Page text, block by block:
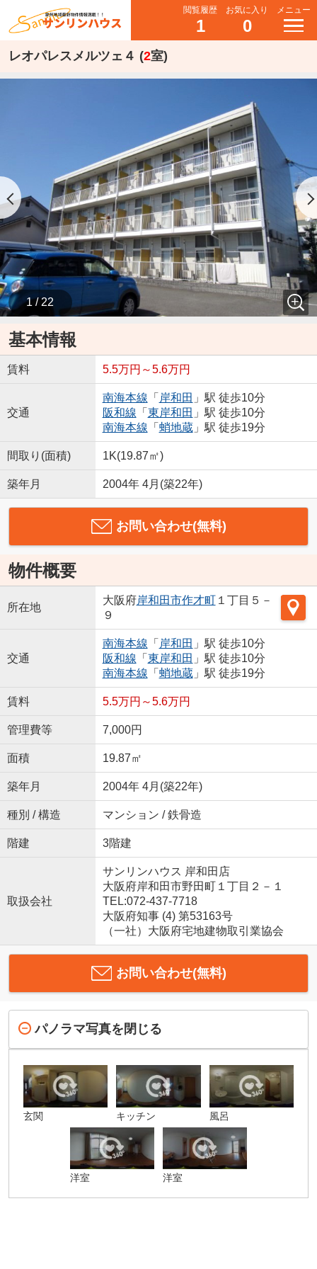
閲覧履歴
1
お気に入り
0
メニュー
レオパレスメルツェ４ (2室)
1 / 22
基本情報
賃料 5.5万円～5.6万円
交通
南海本線 「 岸和田 」駅 徒歩10分
阪和線 「 東岸和田 」駅 徒歩10分
南海本線 「 蛸地蔵」駅 徒歩19分
間取り(面積) 1K(19.87㎡)
築年月 2004年 4月(築22年)
お問い合わせ(無料)
物件概要
所在地
大阪府岸和田市作才町１丁目５－
９
交通
南海本線 「 岸和田 」駅 徒歩10分
阪和線 「 東岸和田 」駅 徒歩10分
南海本線 「 蛸地蔵」駅 徒歩19分
賃料 5.5万円～5.6万円
管理費等 7,000円
面積 19.87㎡
築年月 2004年 4月(築22年)
種別 / 構造 マンション / 鉄骨造
階建 3階建
取扱会社
サンリンハウス 岸和田店
大阪府岸和田市野田町１丁目２－１
TEL:072-437-7718
大阪府知事 (4) 第53163号
（一社）大阪府宅地建物取引業協会
お問い合わせ(無料)
パノラマ写真を閉じる
玄関 キッチン 風呂
洋室 洋室